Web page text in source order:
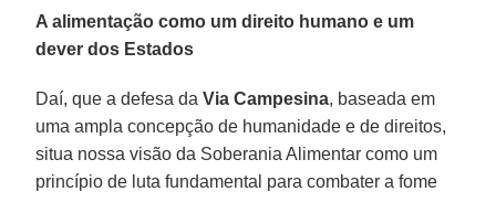
A alimentação como um direito humano e um
dever dos Estados
Daí, que a defesa daVia Campesina, baseada em
uma ampla concepção de humanidade e de direitos,
situa nossa visão da Soberania Alimentar como um
princípio de luta fundamental para combater a fome